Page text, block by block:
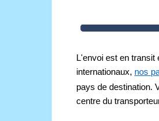
L'envoi est en transit
internationaux, nos
pays de destination.
centre du